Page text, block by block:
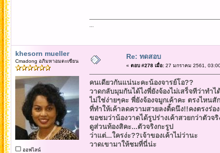
khesorn mueller
Cmadong อภิมหาอมตะเซียน
ออฟไลน์
Re: ทดสอบ
« ตอบ #278 เมื่อ:27 มกราคม 2561,
คนเดียวกันแน่นะคะน้องจารย์โอ??
วาดกลับมุมกันได้ไงพี่ยังจ้องไม่เสร็จทีว่าทำไ
ไม่ใช่ง่ายๆคะ พี่ยังจ้องจมูกเค้าคะ ตรงไหนสั
ที่ทำให้เค้าลดความสวยลงติ้ดนึง!!คงตรงร่อ
ขอชมว่าน้องวาดได้รูปร่างเค้าสวยกว่าตัวจ
ดูส่วนท้องสิคะ...ตัวจริงกะรูป
ว่าแต่...ใครง่ะ??เจ้าของเค้าไม่ว่านะ
วาดเขามาให้ชมที่นี่น่ะ